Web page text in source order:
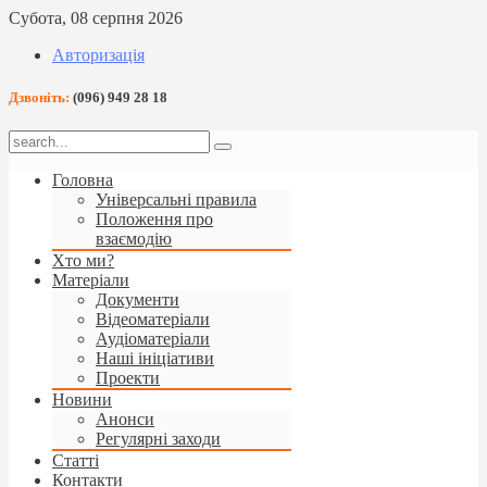
Субота, 08 серпня 2026
Авторизація
Дзвоніть: (096) 949 28 18
Головна
Універсальні правила
Положення про
взаємодію
Хто ми?
Матеріали
Документи
Відеоматеріали
Аудіоматеріали
Наші ініціативи
Проекти
Новини
Анонси
Регулярні заходи
Статті
Контакти